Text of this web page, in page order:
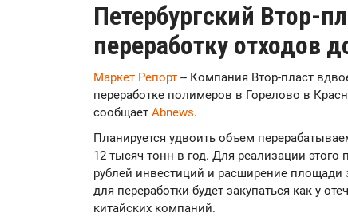
Петербургский Втор-
переработку отходов
Маркет Репорт -- Компания Втор-пласт
переработке полимеров в Горелово в
сообщает Аbnews.
Планируется удвоить объем
12 тысяч тонн в год. Для реализации этого
рублей инвестиций и расширение
для переработки будет закупаться как у
китайских компаний.